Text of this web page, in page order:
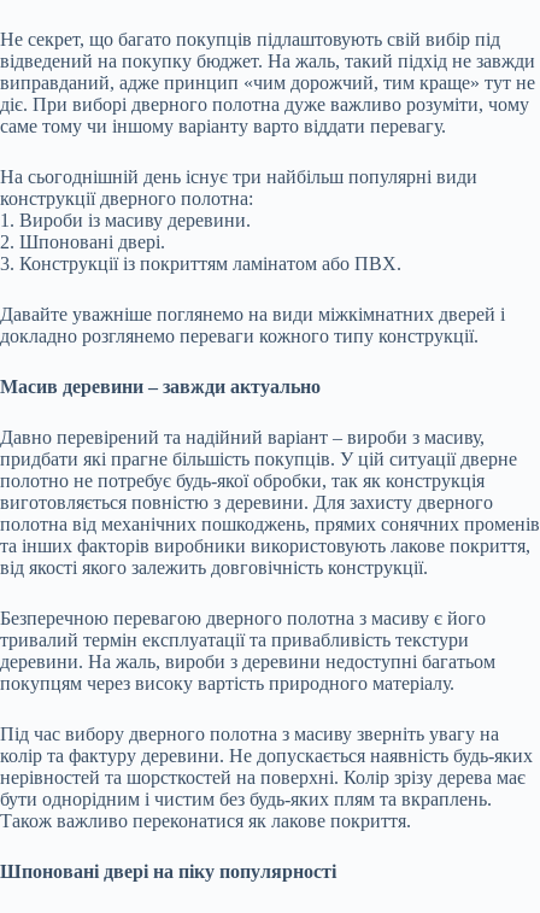
Не секрет, що багато покупців підлаштовують свій вибір під
відведений на покупку бюджет. На жаль, такий підхід не завжди
виправданий, адже принцип «чим дорожчий, тим краще» тут не
діє. При виборі дверного полотна дуже важливо розуміти, чому
саме тому чи іншому варіанту варто віддати перевагу.
На сьогоднішній день існує три найбільш популярні види
конструкції дверного полотна:
1. Вироби із масиву деревини.
2. Шпоновані двері.
3. Конструкції із покриттям ламінатом або ПВХ.
Давайте уважніше поглянемо на види міжкімнатних дверей і
докладно розглянемо переваги кожного типу конструкції.
Масив деревини – завжди актуально
Давно перевірений та надійний варіант – вироби з масиву,
придбати які прагне більшість покупців. У цій ситуації дверне
полотно не потребує будь-якої обробки, так як конструкція
виготовляється повністю з деревини. Для захисту дверного
полотна від механічних пошкоджень, прямих сонячних променів
та інших факторів виробники використовують лакове покриття,
від якості якого залежить довговічність конструкції.
Безперечною перевагою дверного полотна з масиву є його
тривалий термін експлуатації та привабливість текстури
деревини. На жаль, вироби з деревини недоступні багатьом
покупцям через високу вартість природного матеріалу.
Під час вибору дверного полотна з масиву зверніть увагу на
колір та фактуру деревини. Не допускається наявність будь-яких
нерівностей та шорсткостей на поверхні. Колір зрізу дерева має
бути однорідним і чистим без будь-яких плям та вкраплень.
Також важливо переконатися як лакове покриття.
Шпоновані двері на піку популярності